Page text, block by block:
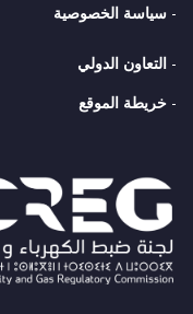
- سياسة الخصوصية
- التعاون الدولي
- خريطة الموقع